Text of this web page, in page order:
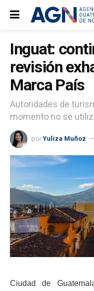
Inguat:
revisión
Marca País
Autoridades de
momento no se
por Yuliza Muñoz
Ciudad de